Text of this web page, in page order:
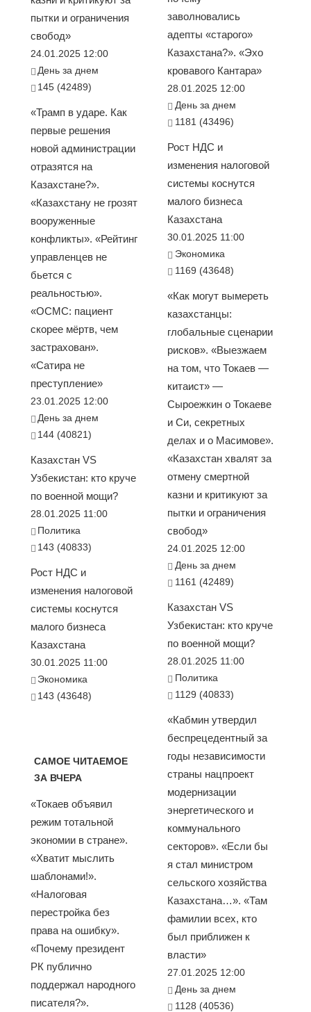
пытки и ограничения
свобод»
24.01.2025 12:00
День за днем
145 (42489)
«Трамп в ударе. Как
первые решения
новой администрации
отразятся на
Казахстане?».
«Казахстану не грозят
вооруженные
конфликты». «Рейтинг
управленцев не
бьется с
реальностью».
«ОСМС: пациент
скорее мёртв, чем
застрахован».
«Сатира не
преступление»
23.01.2025 12:00
День за днем
144 (40821)
Казахстан VS
Узбекистан: кто круче
по военной мощи?
28.01.2025 11:00
Политика
143 (40833)
Рост НДС и
изменения налоговой
системы коснутся
малого бизнеса
Казахстана
30.01.2025 11:00
Экономика
143 (43648)
САМОЕ ЧИТАЕМОЕ
ЗА ВЧЕРА
«Токаев объявил
режим тотальной
экономии в стране».
«Хватит мыслить
шаблонами!».
«Налоговая
перестройка без
права на ошибку».
«Почему президент
РК публично
поддержал народного
писателя?».
заволновались
адепты «старого»
Казахстана?». «Эхо
кровавого Кантара»
28.01.2025 12:00
День за днем
1181 (43496)
Рост НДС и
изменения налоговой
системы коснутся
малого бизнеса
Казахстана
30.01.2025 11:00
Экономика
1169 (43648)
«Как могут вымереть
казахстанцы:
глобальные сценарии
рисков». «Выезжаем
на том, что Токаев —
китаист» —
Сыроежкин о Токаеве
и Си, секретных
делах и о Масимове».
«Казахстан хвалят за
отмену смертной
казни и критикуют за
пытки и ограничения
свобод»
24.01.2025 12:00
День за днем
1161 (42489)
Казахстан VS
Узбекистан: кто круче
по военной мощи?
28.01.2025 11:00
Политика
1129 (40833)
«Кабмин утвердил
беспрецедентный за
годы независимости
страны нацпроект
модернизации
энергетического и
коммунального
секторов». «Если бы
я стал министром
сельского хозяйства
Казахстана…». «Там
фамилии всех, кто
был приближен к
власти»
27.01.2025 12:00
День за днем
1128 (40536)